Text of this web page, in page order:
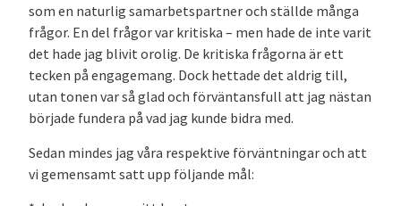
som en naturlig samarbetspartner och ställde många
frågor. En del frågor var kritiska – men hade de inte varit
det hade jag blivit orolig. De kritiska frågorna är ett
tecken på engagemang. Dock hettade det aldrig till,
utan tonen var så glad och förväntansfull att jag nästan
började fundera på vad jag kunde bidra med.
Sedan mindes jag våra respektive förväntningar och att
vi gemensamt satt upp följande mål: